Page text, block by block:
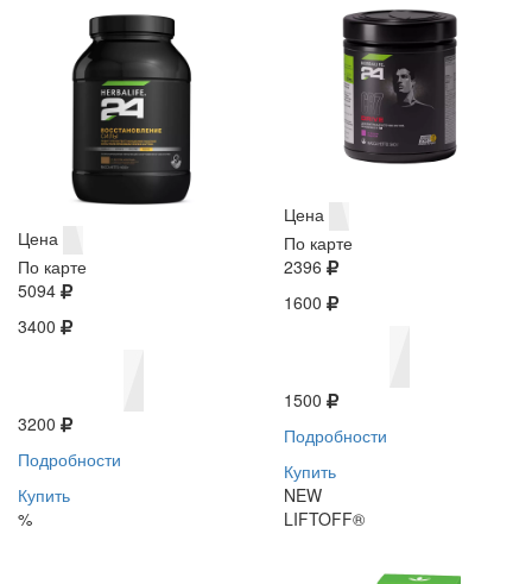
Цена
По карте
5094
3400
3200
Подробности
Купить
%
Цена
По карте
2396
1600
1500
Подробности
Купить
NEW
LIFTOFF®